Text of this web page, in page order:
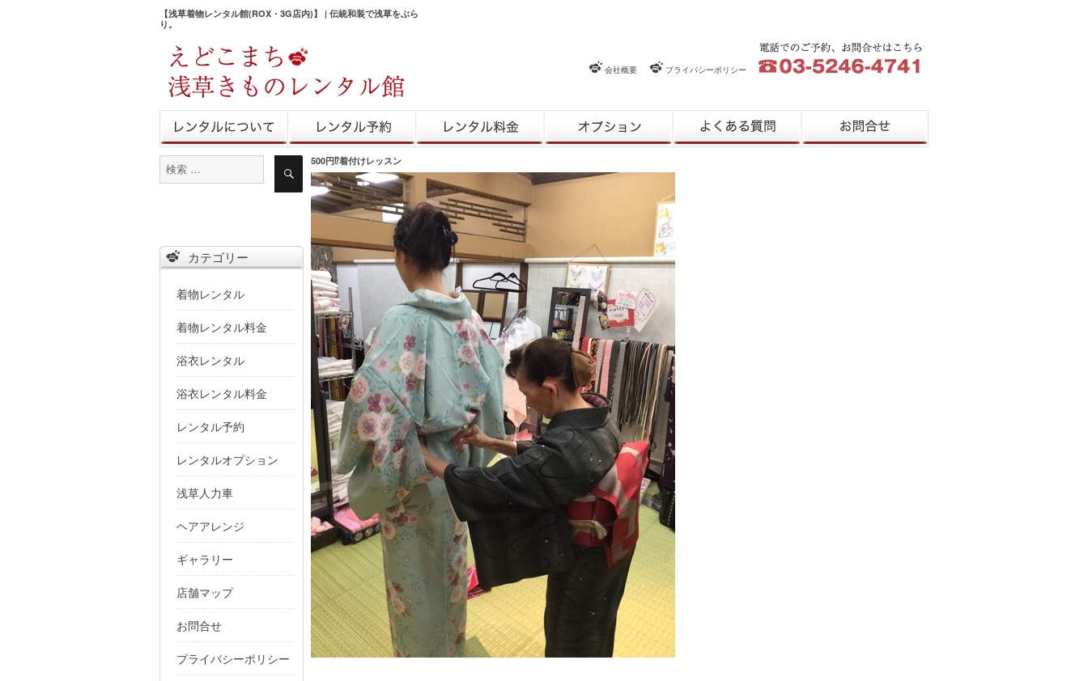
【浅草着物レンタル館(ROX・3G店内)】 | 伝統和装で浅草をぶら
り。
会社概要 プライバシーポリシー
きものレンタル レンタル予約
500円⁉︎着付けレッスン
検
索
検
索
カテゴリー
着物レンタル
着物レンタル料金
浴衣レンタル
浴衣レンタル料金
レンタル予約
レンタルオプション
浅草人力車
ヘアアレンジ
ギャラリー
店舗マップ
お問合せ
プライバシーポリシー